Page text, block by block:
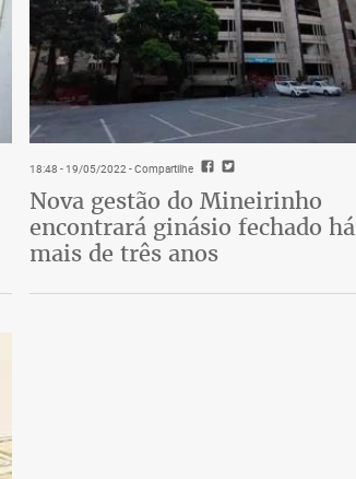
18:48 - 19/05/2022- Compartilhe
Nova gestão do Mineirinho
encontrará ginásio fechado há
mais de três anos